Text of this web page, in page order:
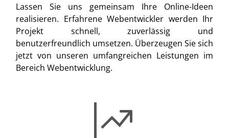
Lassen Sie uns gemeinsam Ihre Online-Ideen
realisieren. Erfahrene Webentwickler werden Ihr
Projekt schnell, zuverlässig und
benutzerfreundlich umsetzen. Überzeugen Sie sich
jetzt von unseren umfangreichen Leistungen im
Bereich Webentwicklung.